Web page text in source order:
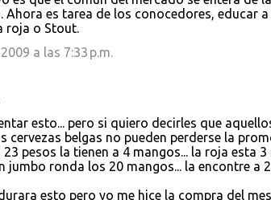
Ahora es tarea de los conocedores, educar
roja o Stout.
a las 7:33 p.m.
esto... pero si quiero decirles que
cervezas belgas no pueden perderse la
pesos la tienen a 4 mangos... la roja esta
jumbo ronda los 20 mangos... la encontre a
esto pero yo me hice la compra del